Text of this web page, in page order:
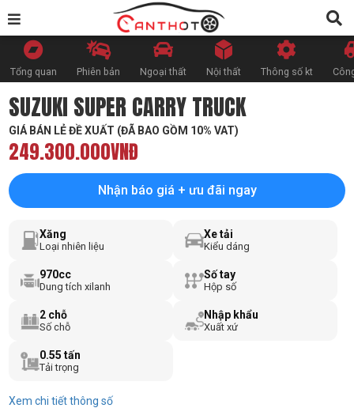
Tổng quan Phiên bản Ngoại thất Nội thất Thông số kt
SUZUKI SUPER CARRY TRUCK
GIÁ BÁN LẺ ĐỀ XUẤT (ĐÃ BAO GỒM 10% VAT)
249.300.000VNĐ
Nhận báo giá + ưu đãi ngay
Xăng
Loại nhiên liệu
Xe tải
Kiểu dáng
970cc
Dung tích xilanh
Số tay
Hộp số
2 chỗ
Số chỗ
Nhập khẩu
Xuất xứ
0.55 tấn
Tải trọng
Xem chi tiết thông số